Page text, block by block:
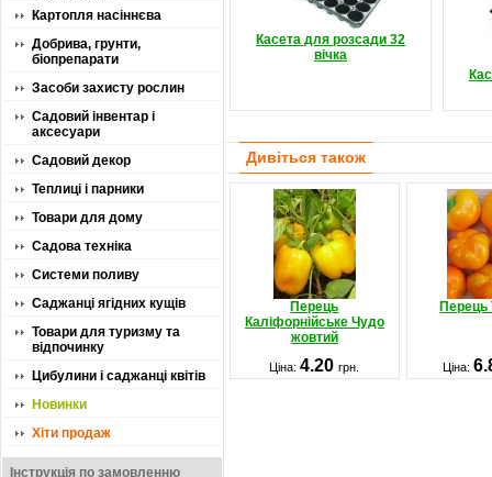
Картопля насіннєва
Добрива, грунти,
біопрепарати
Засоби захисту рослин
Садовий інвентар і
аксесуари
Садовий декор
Теплиці і парники
Товари для дому
Садова техніка
Системи поливу
Саджанці ягідних кущів
Товари для туризму та
відпочинку
Цибулини і саджанці квітів
Новинки
Хіти продаж
Інструкція по замовленню
Касета для розсади 32
вічка
Дивіться також
Перець
Каліфорнійське Чудо
жовтий
Перець
Ціна:4.20грн. Ціна: